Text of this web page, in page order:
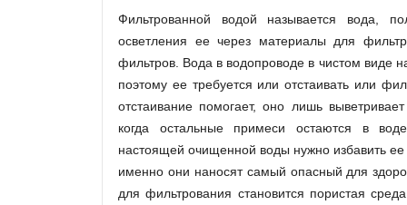
Фильтрованной водой называется вода,
осветления ее через материалы для
фильтров. Вода в водопроводе в чистом виде
поэтому ее требуется или отстаивать или
отстаивание помогает, оно лишь
когда остальные примеси остаются в
настоящей очищенной воды нужно избавить ее
именно они наносят самый опасный для
для фильтрования становится пористая